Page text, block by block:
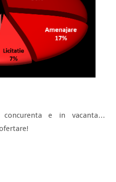
concurenta e in vacanta…